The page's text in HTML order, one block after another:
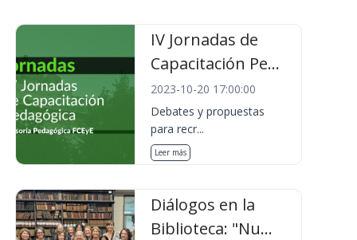
IV Jornadas de
Capacitación Pe...
2023-10-20 17:00:00
Debates y propuestas
para recr...
Leer más
Diálogos en la
Biblioteca: "Nu...